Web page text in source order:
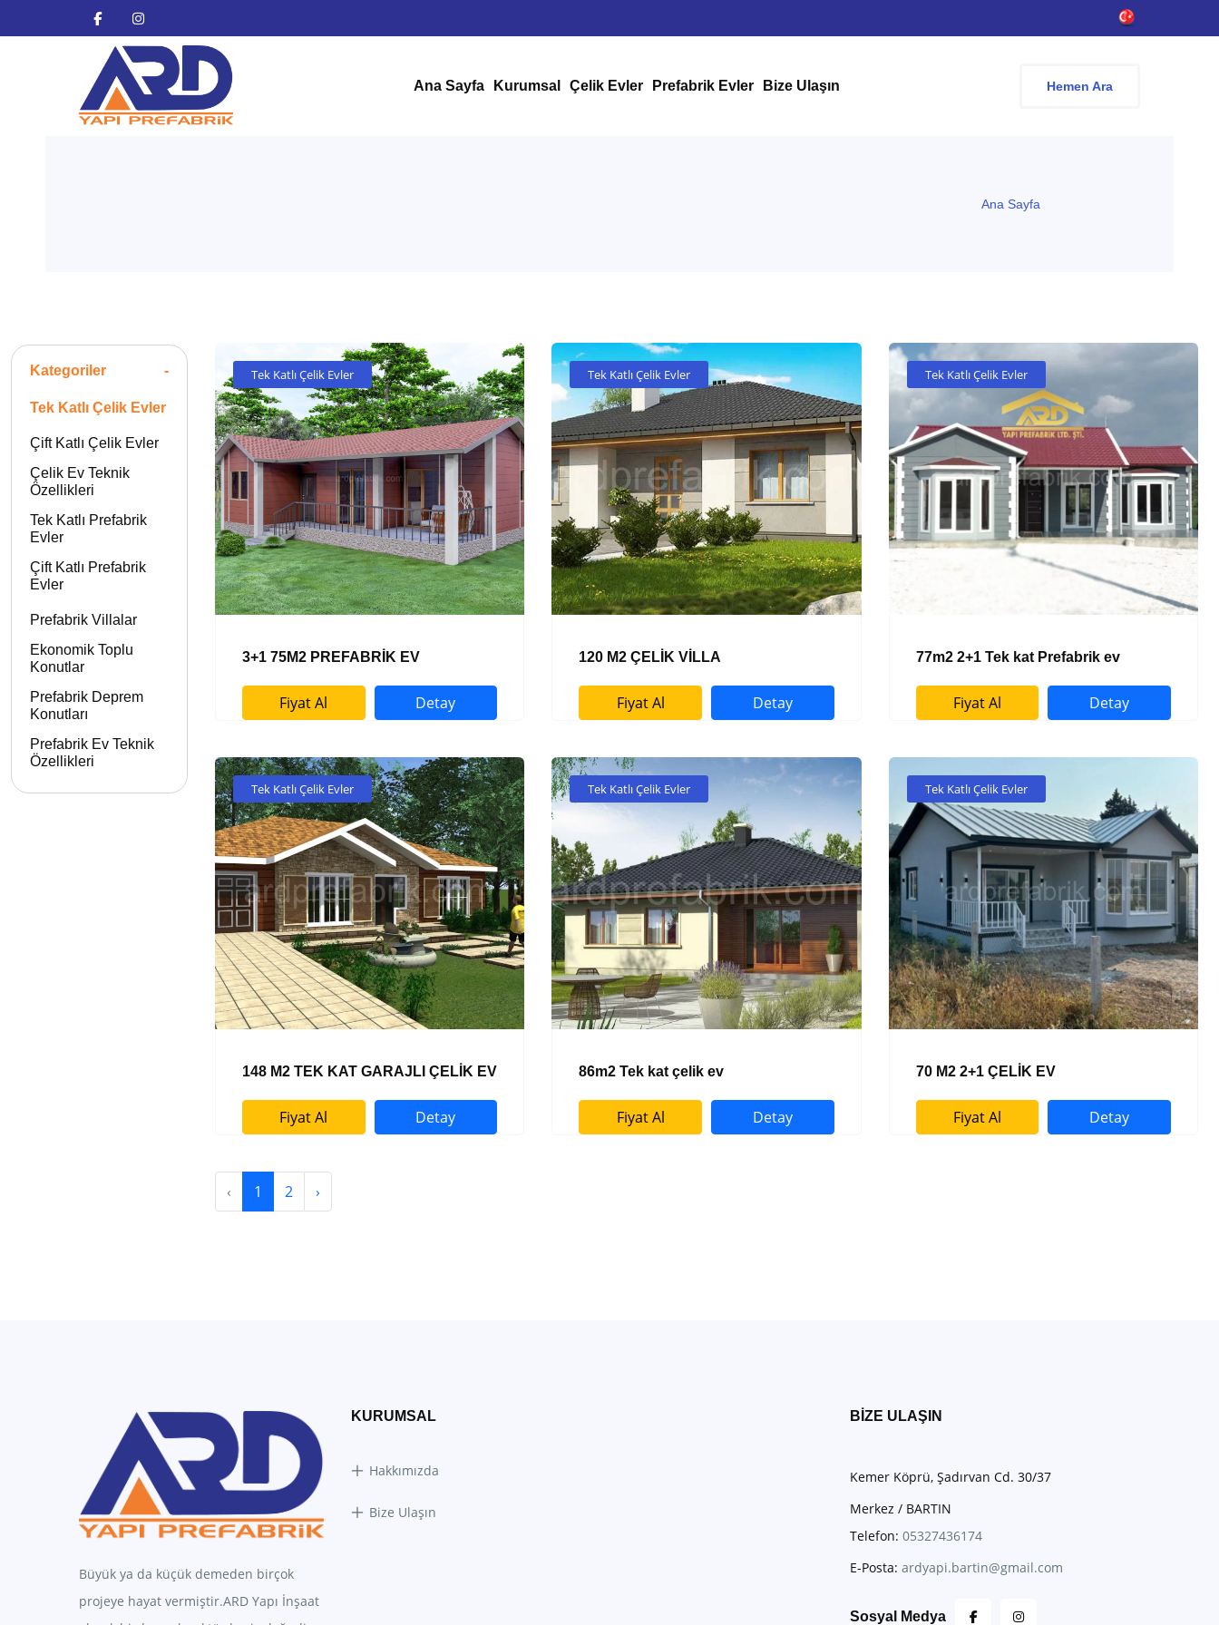
Ana Sayfa Kurumsal Çelik Evler Prefabrik Evler Bize Ulaşın Hemen Ara
Ana Sayfa
Kategoriler -
Tek Katlı Çelik Evler
Çift Katlı Çelik Evler
Çelik Ev Teknik
Özellikleri
Tek Katlı Prefabrik
Evler
Çift Katlı Prefabrik
Evler
Prefabrik Villalar
Ekonomik Toplu
Konutlar
Prefabrik Deprem
Konutları
Prefabrik Ev Teknik
Özellikleri
Tek Katlı Çelik Evler
3+1 75M2 PREFABRİK EV
Fiyat Al Detay
Tek Katlı Çelik Evler
120 M2 ÇELİK VİLLA
Fiyat Al Detay
Tek Katlı Çelik Evler
77m2 2+1 Tek kat Prefabrik ev
Fiyat Al Detay
Tek Katlı Çelik Evler
148 M2 TEK KAT GARAJLI ÇELİK EV
Fiyat Al Detay
Tek Katlı Çelik Evler
86m2 Tek kat çelik ev
Fiyat Al Detay
Tek Katlı Çelik Evler
70 M2 2+1 ÇELİK EV
Fiyat Al Detay
‹ 1 2 ›
Büyük ya da küçük demeden birçok
projeye hayat vermiştir.ARD Yapı İnşaat
KURUMSAL
Hakkımızda
Bize Ulaşın
BIZE ULAŞIN
Kemer Köprü, Şadırvan Cd. 30/37
Merkez / BARTIN
Telefon: 05327436174
E-Posta: ardyapi.bartin@gmail.com
Sosyal Medya